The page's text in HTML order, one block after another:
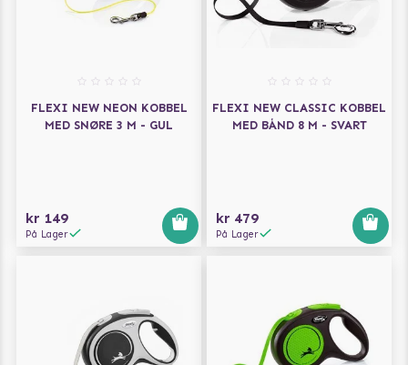
FLEXI NEW NEON KOBBEL
MED SNØRE 3 M - GUL
kr 149
På Lager
FLEXI NEW CLASSIC KOBBEL
MED BÅND 8 M - SVART
kr 479
På Lager